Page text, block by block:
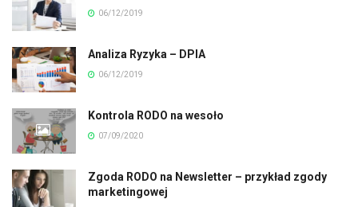
06/12/2019
Analiza Ryzyka – DPIA
06/12/2019
Kontrola RODO na wesoło
07/09/2020
Zgoda RODO na Newsletter – przykład zgody
marketingowej